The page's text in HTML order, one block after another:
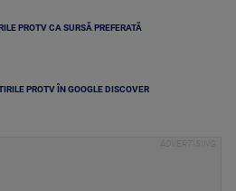
PROTV CA SURSĂ PREFERATĂ
PROTV ÎN GOOGLE DISCOVER